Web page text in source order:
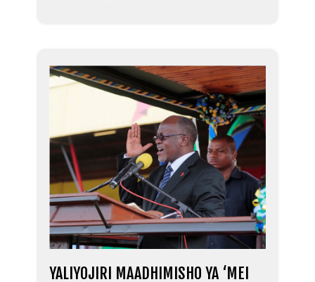
YALIYOJIRI MAADHIMISHO YA ‘MEI